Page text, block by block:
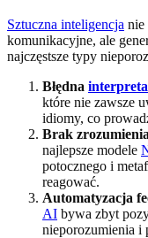
Sztuczna inteligencja nie
komunikacyjne, ale
najczęstsze typy
Błędna
które nie zawsze
idiomy, co
Brak
najlepsze modele
potocznego i
reagować.
Automatyzacja
AI bywa zbyt
nieporozumienia i